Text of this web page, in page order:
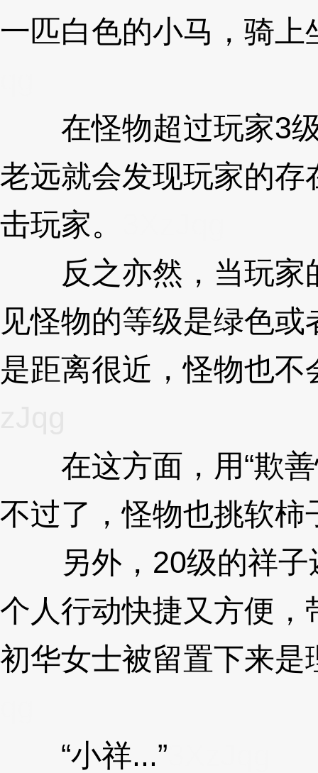
一匹白色的小马，骑上
在怪物超过玩家3级
老远就会发现玩家的
击玩家。
反之亦然，当玩家
见怪物的等级是绿色
是距离很近，怪物也
在这方面，用“欺善
不过了，怪物也挑软柿
另外，20级的祥子
个人行动快捷又方便
初华女士被留置下来是
“小祥...”